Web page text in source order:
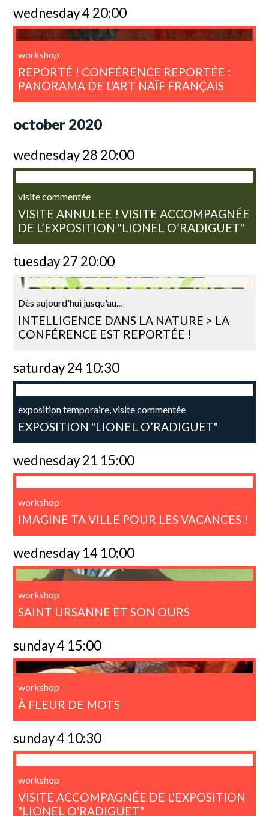
wednesday 4 20:00
workshop
REPORTÉ ! CONFÉRENCE REPORTÉE :
PANORAMA DE L'ART NAÏF FRANÇAIS
october 2020
wednesday 28 20:00
visite commentée
VISITE ANNULEE ! VISITE ACCOMPAGNÉE
DE L’EXPOSITION "LIONEL O’RADIGUET"
tuesday 27 20:00
Dès aujourd'hui jusqu'au...
INTELLIGENCE DANS LA NATURE > LA
CONFÉRENCE EST REPORTÉE !
saturday 24 10:30
exposition temporaire, visite commentée
EXPOSITION "LIONEL O’RADIGUET"
wednesday 21 15:00
workshop
IMAGINE TA VILLE POUR LES VACANCES !
wednesday 14 10:00
workshop
SAINT URSANNE ET SON OURS
sunday 4 15:00
workshop
À FLEUR DE MOTS
sunday 4 10:30
workshop
VISITE ACCOMPAGNÉE DE L'EXPOSITION
"LIONEL O'RADIGUET"